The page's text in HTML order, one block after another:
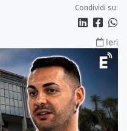
Condividi su:
Ieri